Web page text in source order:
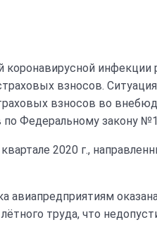
коронавирусной
взносов.
взносов во
Федеральному закону
2020 г.,
авиапредприятиям
труда, что